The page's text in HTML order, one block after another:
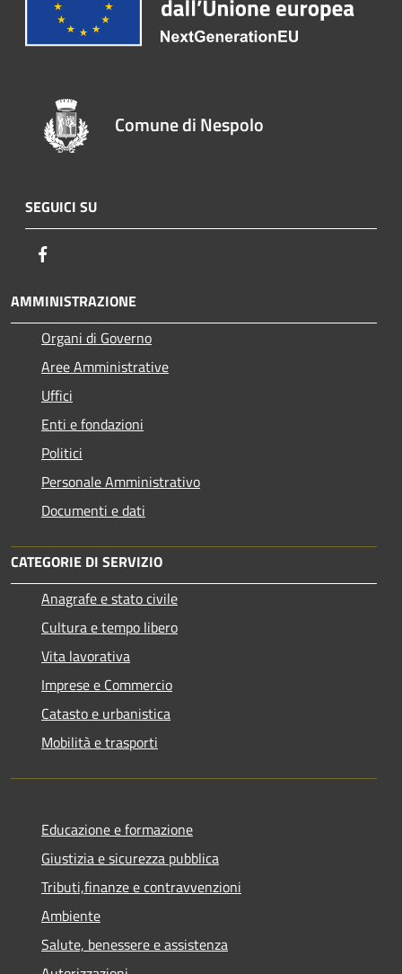
Comune di Nespolo
SEGUICI SU
AMMINISTRAZIONE
Organi di Governo
Aree Amministrative
Uffici
Enti e fondazioni
Politici
Personale Amministrativo
Documenti e dati
CATEGORIE DI SERVIZIO
Anagrafe e stato civile
Cultura e tempo libero
Vita lavorativa
Imprese e Commercio
Catasto e urbanistica
Mobilità e trasporti
Educazione e formazione
Giustizia e sicurezza pubblica
Tributi,finanze e contravvenzioni
Ambiente
Salute, benessere e assistenza